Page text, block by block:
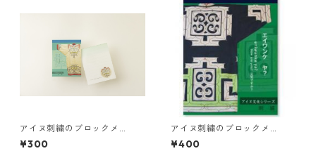
アイヌ刺繍のブロックメ
モ "イランカラプテ"
¥300
アイヌ刺繍のブロックメ
モ "エイワンケ ヤ？"
¥400